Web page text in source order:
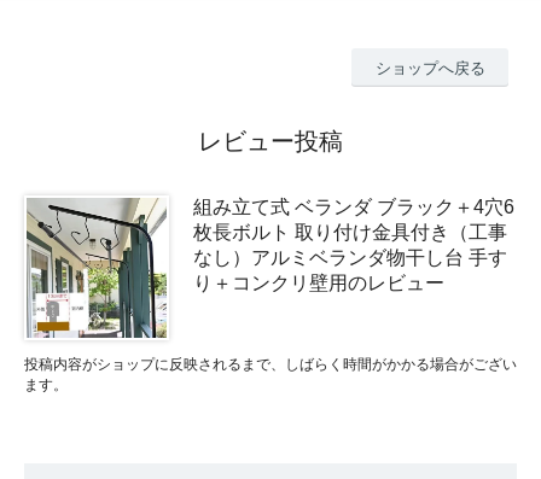
ショップへ戻る
レビュー投稿
組み立て式 ベランダ ブラック＋4穴6
枚長ボルト 取り付け金具付き（工事
なし）アルミベランダ物干し台 手す
り＋コンクリ壁用のレビュー
投稿内容がショップに反映されるまで、しばらく時間がかかる場合がござい
ます。